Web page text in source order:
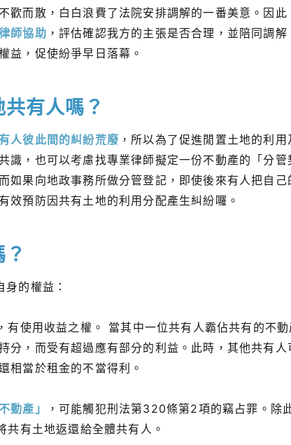
而散，白白浪費了法院安排調解的一番美意。因此
師協助 ，評估確認我方的主張是否合理，並陪同調
益，促使紛爭早日落幕。
有人嗎？
人彼此間的糾紛荒廢 ，所以為了促進閒置土地的利
，也可以考慮找專業律師擬定一份不動產的「分管
如果向地政事務所做分管登記，即使後來有人把自己
效預防因共有土地的利用分配產生糾紛囉。
的權益：
使用收益之權。 當其中一位共有人霸佔共有的不動
，而受有超過應有部分的利益。此時，其他共有人
相當於租金的不當得利。
動產」
，可能觸犯刑法第320條第2項的竊占罪。除
有土地返還給全體共有人。